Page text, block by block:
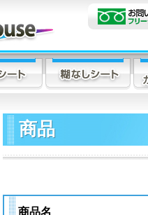
商品
商品名